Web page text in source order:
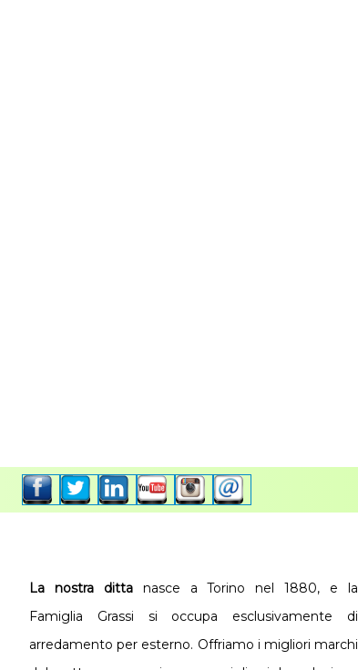
La nostra dittanasce a Torino nel 1880, e la
Famiglia Grassi si occupa esclusivamente di
arredamento per esterno. Offriamo i migliori marchi